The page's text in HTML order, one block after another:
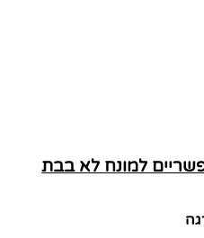
למונח לא בבת